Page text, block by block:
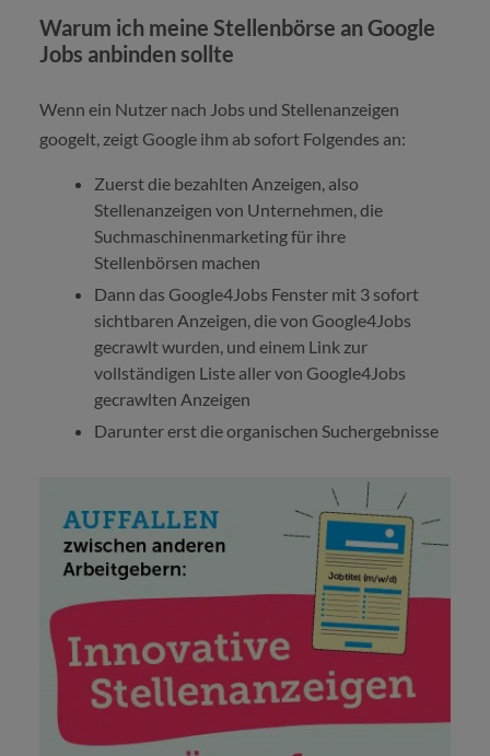
Warum ich meine Stellenbörse an Google
Jobs anbinden sollte
Wenn ein Nutzer nach Jobs und Stellenanzeigen
googelt, zeigt Google ihm ab sofort Folgendes an:
Zuerst die bezahlten Anzeigen, also
Stellenanzeigen von Unternehmen, die
Suchmaschinenmarketing für ihre
Stellenbörsen machen
Dann das Google4Jobs Fenster mit 3 sofort
sichtbaren Anzeigen, die von Google4Jobs
gecrawlt wurden, und einem Link zur
vollständigen Liste aller von Google4Jobs
gecrawlten Anzeigen
Darunter erst die organischen Suchergebnisse